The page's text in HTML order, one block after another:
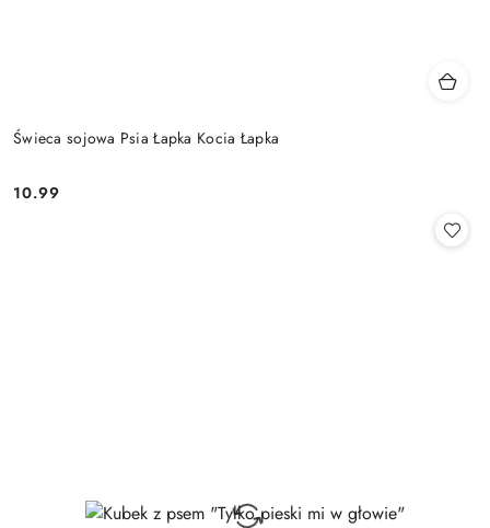
Świeca sojowa Psia Łapka Kocia Łapka
Cena:
10.99